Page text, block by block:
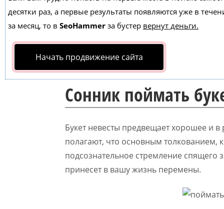
десятки раз, а первые результаты появляются уже в
за месяц, то в SeoHammer за бустер вернут деньги.
Начать продвижение сайта
Сонник поймать
Букет невесты предвещает хорошее и
полагают, что основным толкованием,
подсознательное стремление
принесет в вашу жизнь перемены.